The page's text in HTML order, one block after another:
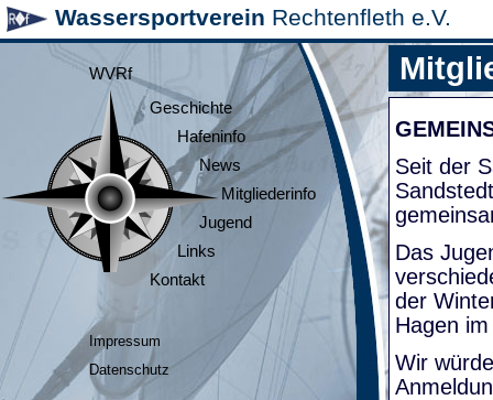
Wassersportverein Rechtenfleth e.V.
WVRf
Geschichte
Hafeninfo
News
Mitgliederinfo
Jugend
Links
Kontakt
Impressum
Datenschutz
Seit der
Das
der
Hagen
Wir